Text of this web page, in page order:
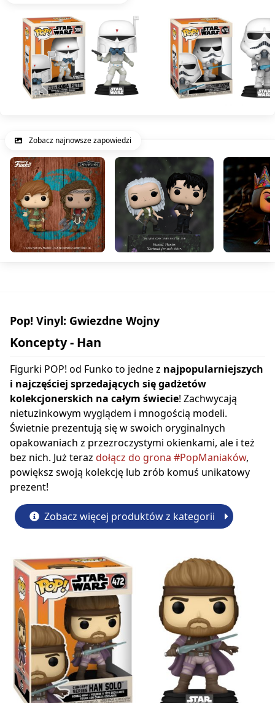
Zobacz najnowsze zapowiedzi
Pop! Vinyl: Gwiezdne Wojny
Koncepty - Han
Figurki POP! od Funko to jedne z najpopularniejszych
i najczęściej sprzedających się gadżetów
kolekcjonerskich na całym świecie! Zachwycają
nietuzinkowym wyglądem i mnogością modeli.
Świetnie prezentują się w swoich oryginalnych
opakowaniach z przezroczystymi okienkami, ale i też
bez nich. Już teraz dołącz do grona #PopManiaków,
powiększ swoją kolekcję lub zrób komuś unikatowy
prezent!
Zobacz więcej produktów z kategorii